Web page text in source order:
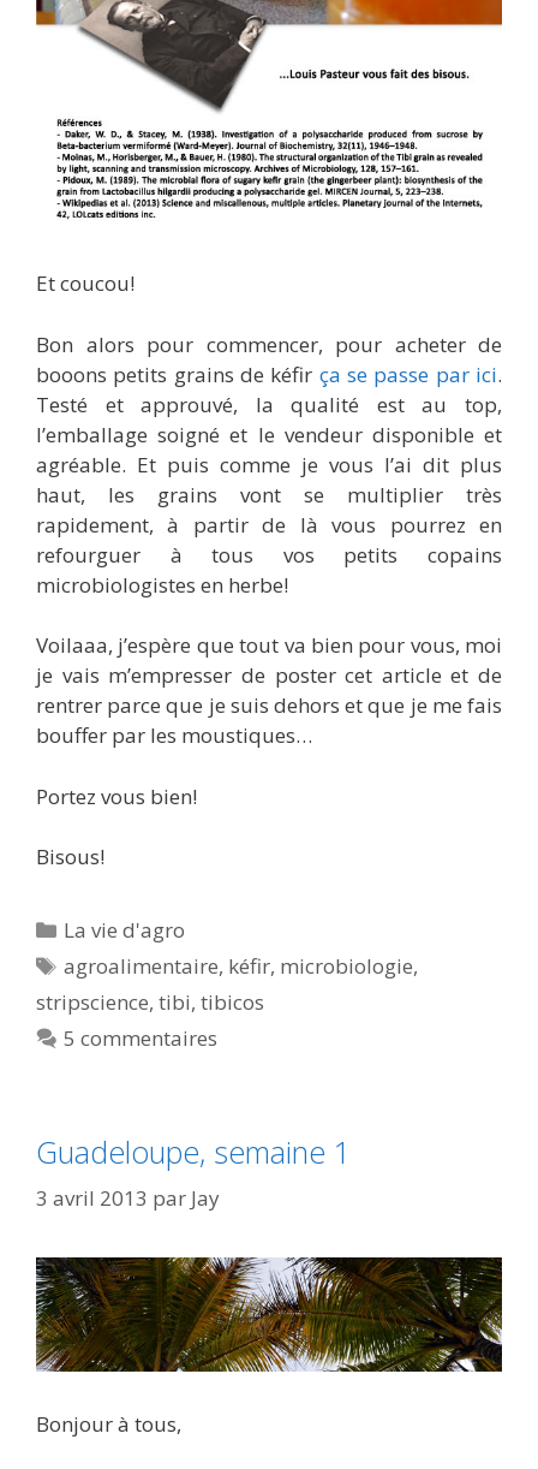
Et coucou!
Bon alors pour commencer, pour acheter de
booons petits grains de kéfir ça se passe par ici.
Testé et approuvé, la qualité est au top,
l’emballage soigné et le vendeur disponible et
agréable. Et puis comme je vous l’ai dit plus
haut, les grains vont se multiplier très
rapidement, à partir de là vous pourrez en
refourguer à tous vos petits copains
microbiologistes en herbe!
Voilaaa, j’espère que tout va bien pour vous, moi
je vais m’empresser de poster cet article et de
rentrer parce que je suis dehors et que je me fais
bouffer par les moustiques…
Portez vous bien!
Bisous!
Catégories
La vie d'agro
Étiquettes
agroalimentaire, kéfir, microbiologie,
stripscience, tibi, tibicos
5 commentaires
Guadeloupe, semaine 1
3 avril 2013 par Jay
Bonjour à tous,